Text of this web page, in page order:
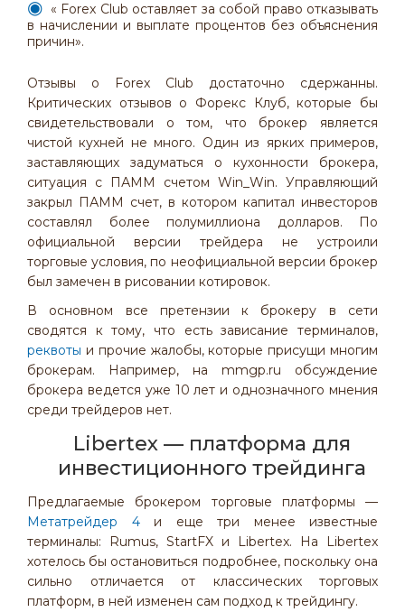
« Forex Club оставляет за собой право отказывать
в начислении и выплате процентов без объяснения
причин».
Отзывы о Forex Club достаточно сдержанны.
Критических отзывов о Форекс Клуб, которые бы
свидетельствовали о том, что брокер является
чистой кухней не много. Один из ярких примеров,
заставляющих задуматься о кухонности брокера,
ситуация с ПАММ счетом Win_Win. Управляющий
закрыл ПАММ счет, в котором капитал инвесторов
составлял более полумиллиона долларов. По
официальной версии трейдера не устроили
торговые условия, по неофициальной версии брокер
был замечен в рисовании котировок.
В основном все претензии к брокеру в сети
сводятся к тому, что есть зависание терминалов,
реквоты и прочие жалобы, которые присущи многим
брокерам. Например, на mmgp.ru обсуждение
брокера ведется уже 10 лет и однозначного мнения
среди трейдеров нет.
Libertex — платформа для
инвестиционного трейдинга
Предлагаемые брокером торговые платформы —
Метатрейдер 4и еще три менее известные
терминалы: Rumus, StartFX и Libertex. На Libertex
хотелось бы остановиться подробнее, поскольку она
сильно отличается от классических торговых
платформ, в ней изменен сам подход к трейдингу.